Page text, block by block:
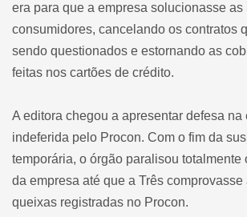
era para que a empresa solucionasse
consumidores, cancelando os contratos
sendo questionados e estornando as
feitas nos cartões de crédito.
A editora chegou a apresentar defesa na
indeferida pelo Procon. Com o fim da
temporária, o órgão paralisou totalmente
da empresa até que a Três
queixas registradas no Procon.